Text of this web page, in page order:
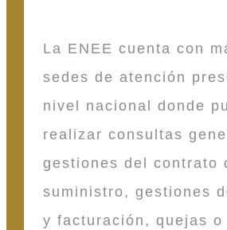
La ENEE cuenta con
sedes de atención
nivel nacional donde
realizar consultas
gestiones del contrato
suministro, gestiones
y facturación, quejas o